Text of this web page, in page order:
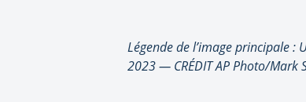
Légende de l’image principale
2023 — CRÉDIT AP Photo/Mark